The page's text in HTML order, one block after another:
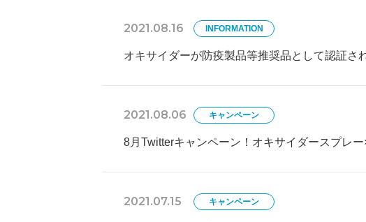
2021.08.16 INFORMATION
オキサイダーが防疫製品等推奨品として認証さ
2021.08.06 キャンペーン
8月Twitterキャンペーン！オキサイダースプレ
2021.07.15 キャンペーン